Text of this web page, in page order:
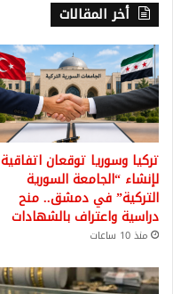
أخر المقالات
تركيا وسوريا توقعان اتفاقية
لإنشاء “الجامعة السورية
التركية” في دمشق.. منح
دراسية واعتراف بالشهادات
منذ 10 ساعات